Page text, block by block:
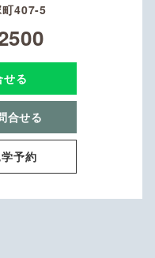
町407-5
る
合せる
予約